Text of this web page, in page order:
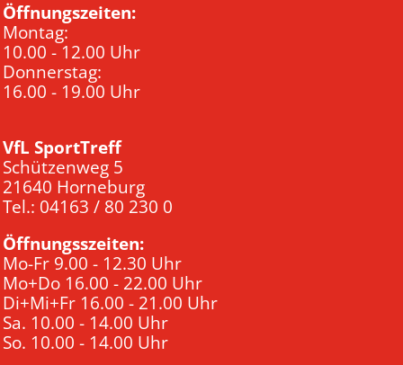
Öffnungszeiten:
Montag:
10.00 - 12.00 Uhr
Donnerstag:
16.00 - 19.00 Uhr
VfL SportTreff
Schützenweg 5
21640 Horneburg
Tel.: 04163 / 80 230 0
Öffnungsszeiten:
Mo-Fr 9.00 - 12.30 Uhr
Mo+Do 16.00 - 22.00 Uhr
Di+Mi+Fr 16.00 - 21.00 Uhr
Sa. 10.00 - 14.00 Uhr
So. 10.00 - 14.00 Uhr